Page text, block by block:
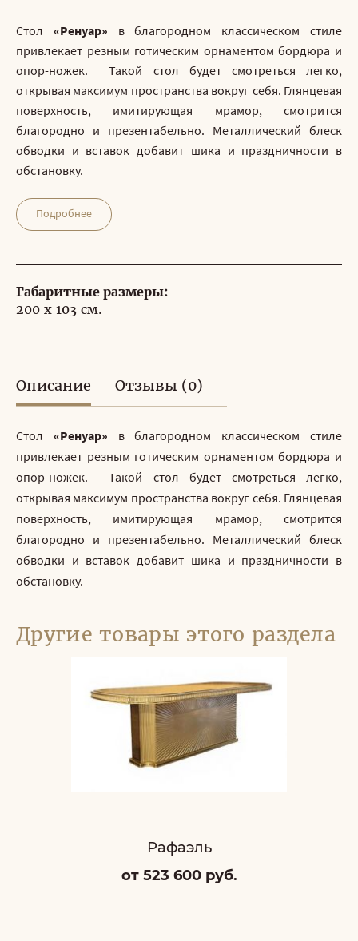
Стол «Ренуар» в благородном классическом стиле
привлекает резным готическим орнаментом бордюра и
опор-ножек.
Такой стол будет смотреться легко,
открывая максимум пространства вокруг себя. Глянцевая
поверхность, имитирующая мрамор, смотрится
благородно и презентабельно. Металлический блеск
обводки и вставок добавит шика и праздничности в
обстановку.
Подробнее
Габаритные размеры:
200 x 103 см.
Описание Отзывы (0)
Стол «Ренуар» в благородном классическом стиле
привлекает резным готическим орнаментом бордюра и
опор-ножек.
Такой стол будет смотреться легко,
открывая максимум пространства вокруг себя. Глянцевая
поверхность, имитирующая мрамор, смотрится
благородно и презентабельно. Металлический блеск
обводки и вставок добавит шика и праздничности в
обстановку.
Другие товары этого раздела
Рафаэль
от 523 600 руб.